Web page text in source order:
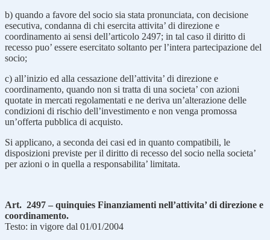
b) quando a favore del socio sia stata pronunciata, con decisione
esecutiva, condanna di chi esercita attivita’ di direzione e
coordinamento ai sensi dell’articolo 2497; in tal caso il diritto di
recesso puo’ essere esercitato soltanto per l’intera partecipazione del
socio;
c) all’inizio ed alla cessazione dell’attivita’ di direzione e
coordinamento, quando non si tratta di una societa’ con azioni
quotate in mercati regolamentati e ne deriva un’alterazione delle
condizioni di rischio dell’investimento e non venga promossa
un’offerta pubblica di acquisto.
Si applicano, a seconda dei casi ed in quanto compatibili, le
disposizioni previste per il diritto di recesso del socio nella societa’
per azioni o in quella a responsabilita’ limitata.
Art. 2497 – quinquies Finanziamenti nell’attivita’ di direzione e
coordinamento.
Testo: in vigore dal 01/01/2004